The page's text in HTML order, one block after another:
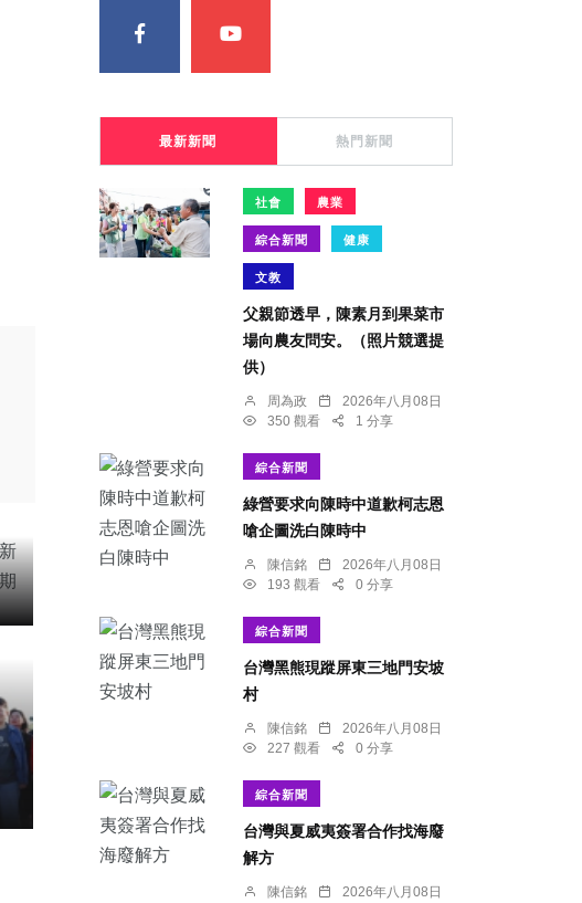
最新新聞 熱門新聞
社會 農業
綜合新聞 健康
文教
父親節透早，陳素月到果菜市
場向農友問安。（照片競選提
供）
周為政
2026年八月08日
350 觀看
1 分享
綜合新聞
綠營要求向陳時中道歉柯志恩
嗆企圖洗白陳時中
陳信銘
2026年八月08日
193 觀看
0 分享
綜合新聞
台灣黑熊現蹤屏東三地門安坡
村
陳信銘
2026年八月08日
227 觀看
0 分享
綜合新聞
台灣與夏威夷簽署合作找海廢
解方
陳信銘
2026年八月08日